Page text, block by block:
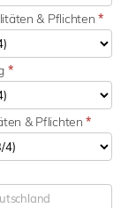
& Pflichten*
*
& Pflichten*